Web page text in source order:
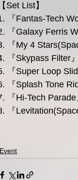
【Set List】
『Fantas-Tech
『Galaxy Ferris
『My 4
『Skypass Filter
『Super Loop
『Splash Tone
『Hi-Tech
『
Event